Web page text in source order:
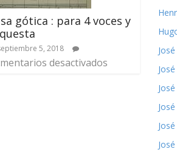
gótica : para 4 voces y
5, 2018
desactivados